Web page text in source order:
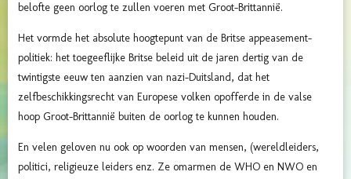
belofte geen oorlog te zullen voeren met Groot-Brittannië.
Het vormde het absolute hoogtepunt van de Britse appeasement-
politiek: het toegeeflijke Britse beleid uit de jaren dertig van de
twintigste eeuw ten aanzien van nazi-Duitsland, dat het
zelfbeschikkingsrecht van Europese volken opofferde in de valse
hoop Groot-Brittannië buiten de oorlog te kunnen houden.
En velen geloven nu ook op woorden van mensen, (wereldleiders,
politici, religieuze leiders enz. Ze omarmen de WHO en NWO en